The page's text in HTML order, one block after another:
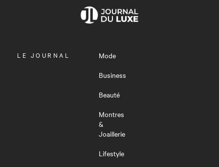
OUVRIR
LE JOURNAL
Mode
Business
Beauté
Montres
&
Joaillerie
Lifestyle